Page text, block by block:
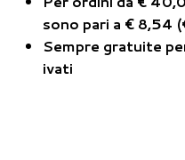
sono pari a € 8,54
Sempre gratuite
ivati